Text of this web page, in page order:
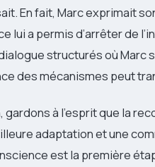
En fait, Marc exprimait
a permis d’arrêter de
structurés où Marc
des mécanismes peut
à l’esprit que la
adaptation et une
est la première